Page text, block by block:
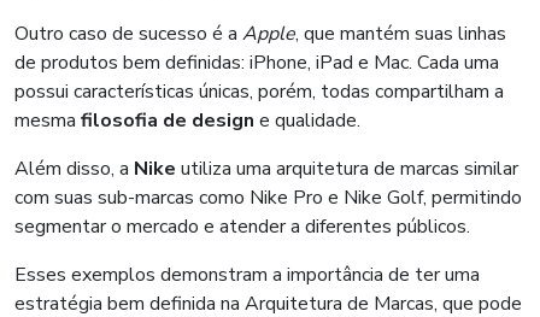
Outro caso de sucesso é a Apple, que mantém suas linhas
de produtos bem definidas: iPhone, iPad e Mac. Cada uma
possui características únicas, porém, todas compartilham a
mesma filosofia de design e qualidade.
Além disso, a Nike utiliza uma arquitetura de marcas similar
com suas sub-marcas como Nike Pro e Nike Golf, permitindo
segmentar o mercado e atender a diferentes públicos.
Esses exemplos demonstram a importância de ter uma
estratégia bem definida na Arquitetura de Marcas, que pode